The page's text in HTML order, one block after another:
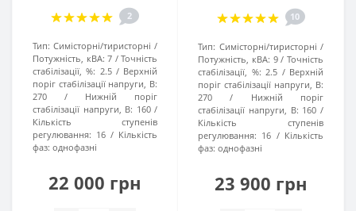
2
Тип: Симісторні/тиристорні
Потужність, кВА: 7
Точність
стабілізації, %: 2.5
Верхній
поріг стабілізації напруги, В:
270
Нижній поріг
стабілізації напруги, В: 160
Кількість ступенів
регулювання: 16
Кількість
фаз: однофазні
22 000 грн
10
Тип: Симісторні/тиристорні
Потужність, кВА: 9
Точність
стабілізації, %: 2.5
Верхній
поріг стабілізації напруги, В:
270
Нижній поріг
стабілізації напруги, В: 160
Кількість ступенів
регулювання: 16
Кількість
фаз: однофазні
23 900 грн